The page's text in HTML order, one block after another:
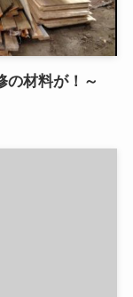
材料が！～